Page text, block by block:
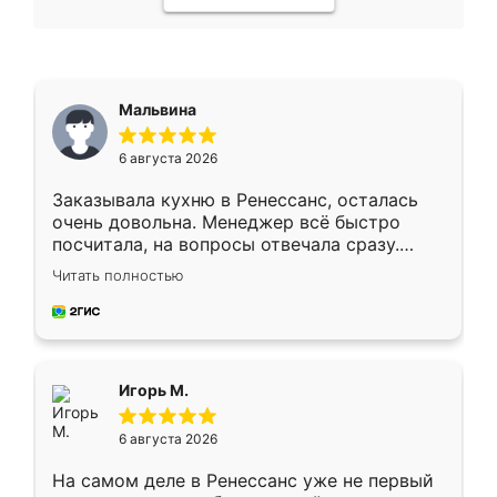
Мальвина
6 августа 2026
Заказывала кухню в Ренессанс, осталась
очень довольна. Менеджер всё быстро
посчитала, на вопросы отвечала сразу.
Замерщик приехал в субботу, подошёл к
делу со всей ответственностью. Собрали
за день, ребята работали аккуратно, даже
Читать полностью
Игорь М.
6 августа 2026
На самом деле в Ренессанс уже не первый